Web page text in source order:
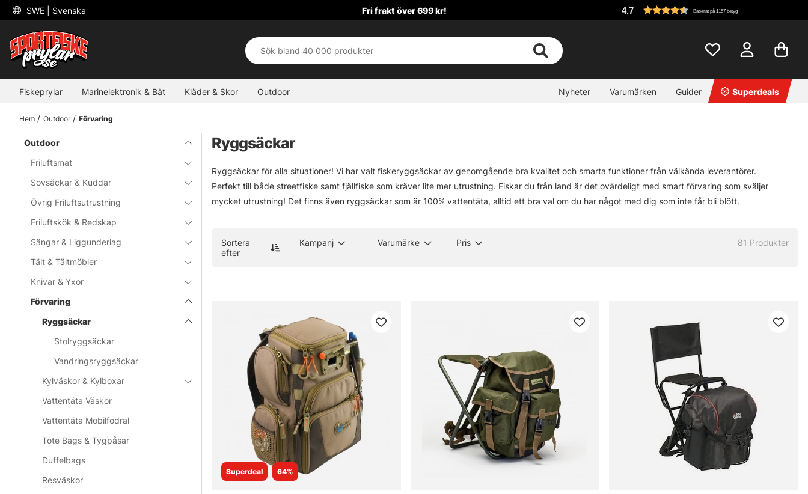
SWE | Svenska Fri frakt över 699 kr! 4.7 Baserat på 1157 betyg
Fiskeprylar Marinelektronik & Båt Kläder & Skor Outdoor Nyheter Varumärken Guider Superdeals
Hem Outdoor Förvaring
Outdoor
Friluftsmat
Sovsäckar & Kuddar
Övrig Friluftsutrustning
Friluftskök & Redskap
Sängar & Liggunderlag
Tält & Tältmöbler
Knivar & Yxor
Förvaring
Ryggsäckar
Stolryggsäckar
Vandringsryggsäckar
Kylväskor & Kylboxar
Vattentäta Väskor
Vattentäta Mobilfodral
Tote Bags & Tygpåsar
Duffelbags
Resväskor
Ryggsäckar
Ryggsäckar för alla situationer! Vi har valt fiskeryggsäckar av genomgående bra kvalitet och smarta funktioner från välkända leverantörer.
Perfekt till både streetfiske samt fjällfiske som kräver lite mer utrustning. Fiskar du från land är det ovärdeligt med smart förvaring som sväljer
mycket utrustning! Det finns även ryggsäckar som är 100% vattentäta, alltid ett bra val om du har något med dig som inte får bli blött.
Sortera
efter
Kampanj Varumärke Pris 81 Produkter
Superdeal 64%